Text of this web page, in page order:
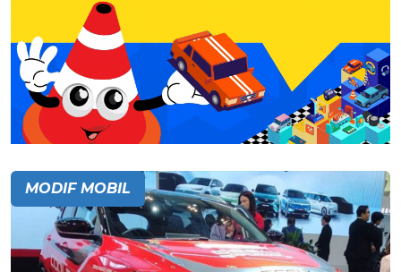
MODIF MOBIL